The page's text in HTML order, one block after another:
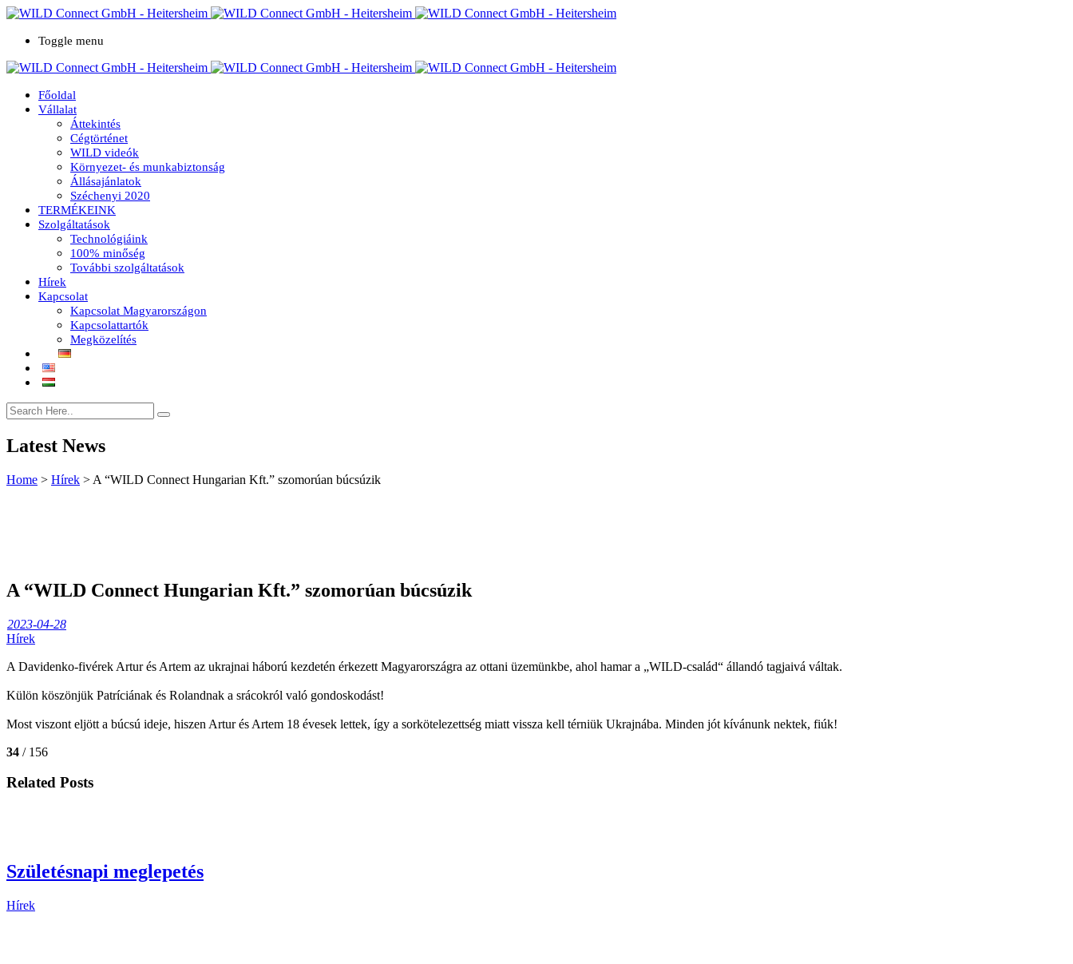
Toggle menu
Főoldal
Vállalat
Áttekintés
Cégtörténet
WILD videók
Környezet- és munkabiztonság
Állásajánlatok
Széchenyi 2020
TERMÉKEINK
Szolgáltatások
Technológiáink
100% minőség
További szolgáltatások
Hírek
Kapcsolat
Kapcsolat Magyarországon
Kapcsolattartók
Megközelítés
Latest News
Home > Hírek > A “WILD Connect Hungarian Kft.” szomorúan búcsúzik
A “WILD Connect Hungarian Kft.” szomorúan búcsúzik
2023-04-28
Hírek
A Davidenko-fivérek Artur és Artem az ukrajnai háború kezdetén érkezett Magyarországra az ottani üzemünkbe, ahol hamar a „WILD-család“ állandó tagjaivá váltak.
Külön köszönjük Patríciának és Rolandnak a srácokról való gondoskodást!
Most viszont eljött a búcsú ideje, hiszen Artur és Artem 18 évesek lettek, így a sorkötelezettség miatt vissza kell térniük Ukrajnába. Minden jót kívánunk nektek, fiúk!
34 / 156
Related Posts
Születésnapi meglepetés
Hírek